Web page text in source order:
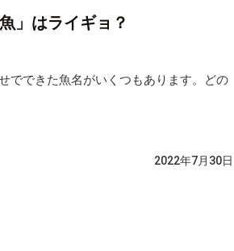
」はライギョ？
でできた魚名がいくつもあります。どの
2022年7月30日